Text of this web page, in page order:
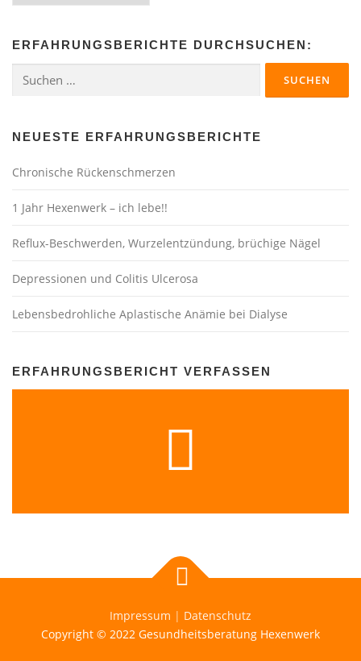
ERFAHRUNGSBERICHTE DURCHSUCHEN:
NEUESTE ERFAHRUNGSBERICHTE
Chronische Rückenschmerzen
1 Jahr Hexenwerk – ich lebe!!
Reflux-Beschwerden, Wurzelentzündung, brüchige Nägel
Depressionen und Colitis Ulcerosa
Lebensbedrohliche Aplastische Anämie bei Dialyse
ERFAHRUNGSBERICHT VERFASSEN
Impressum | Datenschutz
Copyright © 2022 Gesundheitsberatung Hexenwerk